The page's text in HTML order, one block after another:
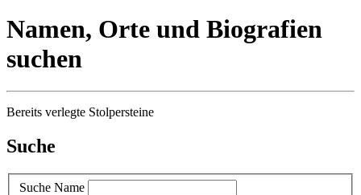
Namen, Orte und Biografien
suchen
Bereits verlegte Stolpersteine
Suche
Suche Name